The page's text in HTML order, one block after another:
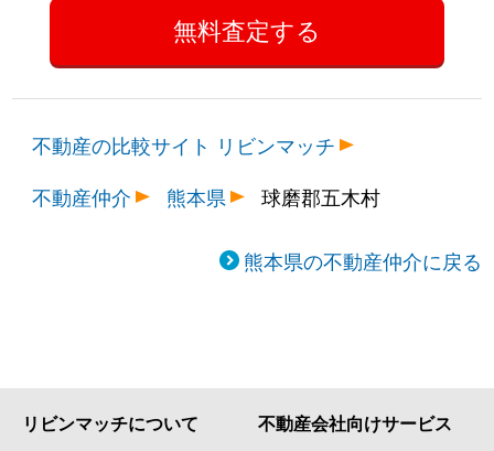
不動産の比較サイト リビンマッチ
不動産仲介
熊本県 球磨郡五木村
熊本県の不動産仲介に戻る
リビンマッチについて 不動産会社向けサービス